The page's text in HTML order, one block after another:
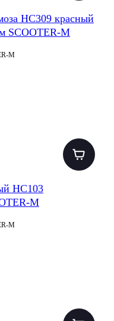
HC309 красный
SCOOTER-M
M
HC103
M
M